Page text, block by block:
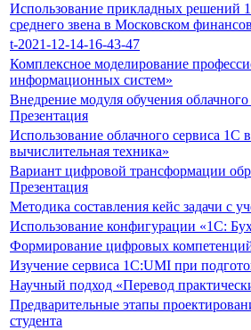
Использование прикладных решений
среднего звена в Московском
t-2021-12-14-16-43-47
Комплексное моделирование
информационных систем»
Внедрение модуля обучения
Презентация
Использование облачного сервиса 1С
вычислительная техника»
Вариант цифровой трансформации
Презентация
Методика составления кейс задачи с
Использование конфигурации «1С:
Формирование цифровых
Изучение сервиса 1С:UMI при
Научный подход «Перевод
Предварительные этапы
студента